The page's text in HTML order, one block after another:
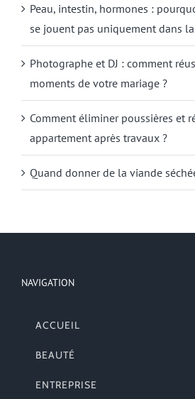
Peau, intestin, hormones :
se jouent pas uniquement dans
Photographe et DJ : comment
moments de votre mariage ?
Comment éliminer poussières et
appartement après travaux ?
Quand donner de la viande
NAVIGATION
ACCUEIL
BEAUTÉ
ENTREPRISE